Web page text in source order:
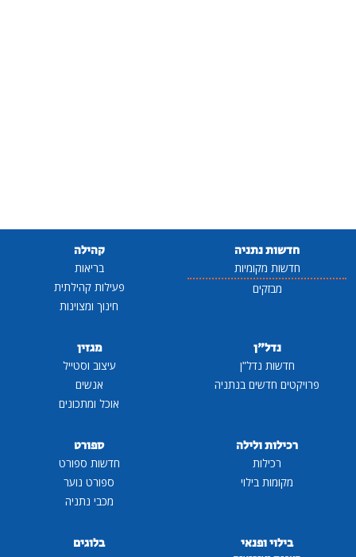
חדשות נתניה
חדשות מקומיות
מבזקים
קהילה
בריאות
פעילות קהילתית
חינוך ומצוינות
נדל"ן
חדשות נדל"ן
פרויקטים חדשים בנתניה
מגזין
עיצוב וסטייל
אנשים
אוכל ומתכונים
רכילות ולילה
רכילות
מקומות בילוי
ספורט
חדשות ספורט
ספורט נוער
מכבי נתניה
בילוי ופנאי בלוגים